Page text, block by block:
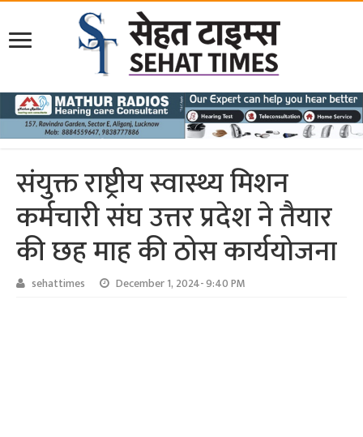
संयुक्त राष्ट्रीय स्वास्थ्य मिशन
कर्मचारी संघ उत्तर प्रदेश ने तैयार
की छह माह की ठोस कार्ययोजना
sehattimes December 1, 2024- 9:40 PM